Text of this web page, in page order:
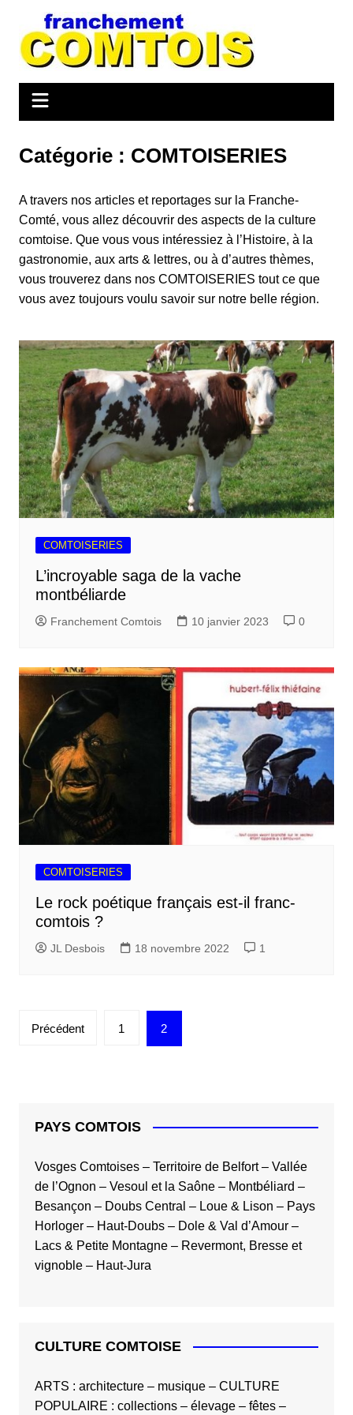
contenu
Catégorie : COMTOISERIES
A travers nos articles et reportages sur la Franche-
Comté, vous allez découvrir des aspects de la culture
comtoise. Que vous vous intéressiez à l’Histoire, à la
gastronomie, aux arts & lettres, ou à d’autres thèmes,
vous trouverez dans nos COMTOISERIES tout ce que
vous avez toujours voulu savoir sur notre belle région.
COMTOISERIES
L’incroyable saga de la vache
montbéliarde
Franchement Comtois 10 janvier 2023 0
COMTOISERIES
Le rock poétique français est-il franc-
comtois ?
JL Desbois 18 novembre 2022 1
Pagination
Précédent 1 2
PAYS COMTOIS
Vosges Comtoises– Territoire de Belfort– Vallée
de l’Ognon – Vesoul et la Saône– Montbéliard –
Besançon – Doubs Central – Loue & Lison – Pays
Horloger– Haut-Doubs– Dole & Val d’Amour–
Lacs & Petite Montagne– Revermont, Bresse et
vignoble– Haut-Jura
CULTURE COMTOISE
ARTS : architecture– musique– CULTURE
POPULAIRE : collections– élevage– fêtes–